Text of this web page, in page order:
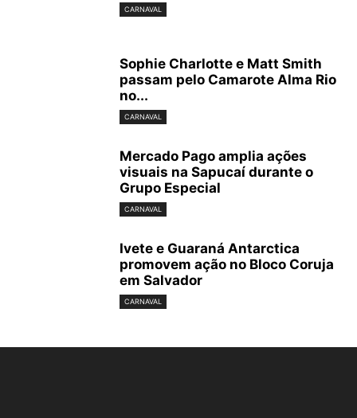
CARNAVAL
Sophie Charlotte e Matt Smith
passam pelo Camarote Alma Rio
no...
CARNAVAL
Mercado Pago amplia ações
visuais na Sapucaí durante o
Grupo Especial
CARNAVAL
Ivete e Guaraná Antarctica
promovem ação no Bloco Coruja
em Salvador
CARNAVAL